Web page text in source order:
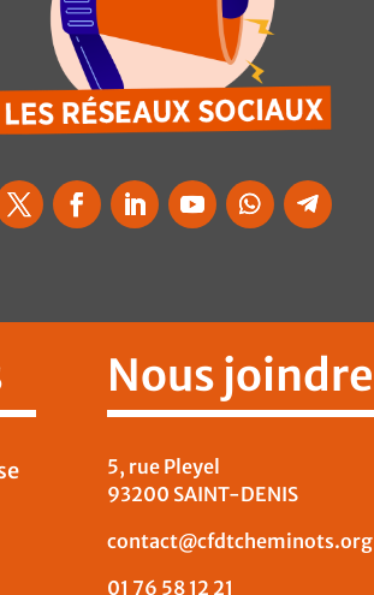
Nous joindre
5, rue Pleyel
93200 SAINT-DENIS
contact@cfdtcheminots.org
01 76 58 12 21